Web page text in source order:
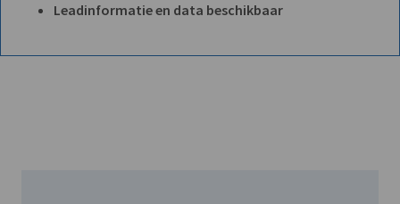
Leadinformatie en data beschikbaar